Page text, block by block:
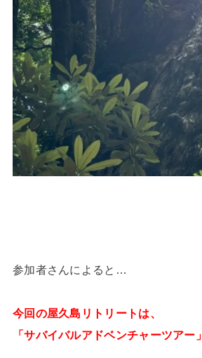
参加者さんによると…
今回の屋久島リトリートは、
「サバイバルアドベンチャーツアー」